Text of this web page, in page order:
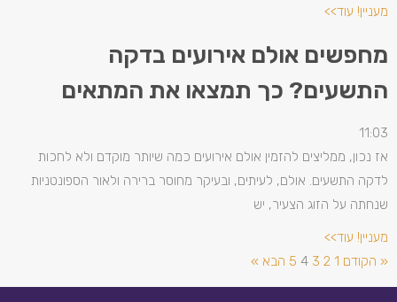
מעניין! עוד>>
מחפשים אולם אירועים בדקה
התשעים? כך תמצאו את המתאים
11:03
אז נכון, ממליצים להזמין אולם אירועים כמה שיותר מוקדם ולא לחכות
לדקה התשעים. אולם, לעיתים, ובעיקר מחוסר ברירה ולאור הספונטניות
שנחתה על הזוג הצעיר, יש
מעניין! עוד>>
« הקודם 1
2
3
4
5 הבא »